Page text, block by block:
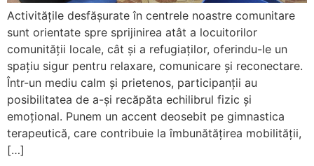
Activitățile desfășurate în centrele noastre comunitare
sunt orientate spre sprijinirea atât a locuitorilor
comunității locale, cât și a refugiaților, oferindu-le un
spațiu sigur pentru relaxare, comunicare și reconectare.
Într-un mediu calm și prietenos, participanții au
posibilitatea de a-și recăpăta echilibrul fizic și
emoțional. Punem un accent deosebit pe gimnastica
terapeutică, care contribuie la îmbunătățirea mobilității,
[…]